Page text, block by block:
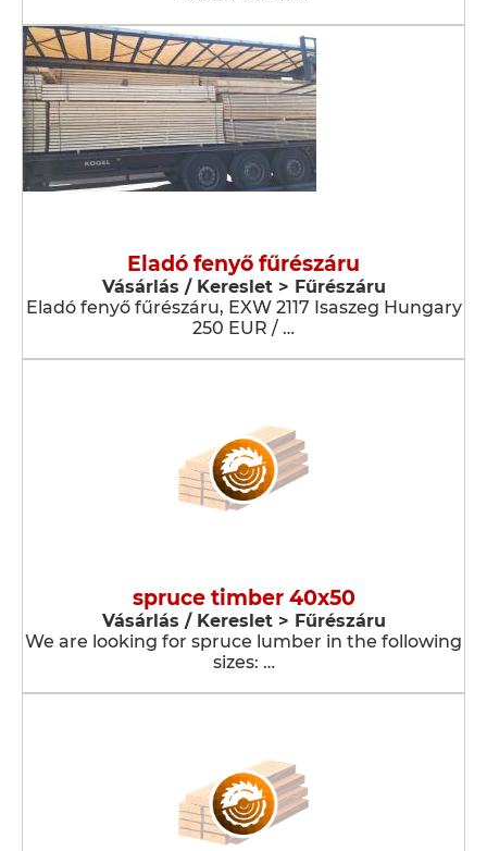
Eladó fenyő fűrészáru
Vásárlás / Kereslet > Fűrészáru
Eladó fenyő fűrészáru, EXW 2117 Isaszeg Hungary
250 EUR / …
spruce timber 40x50
Vásárlás / Kereslet > Fűrészáru
We are looking for spruce lumber in the following
sizes: …